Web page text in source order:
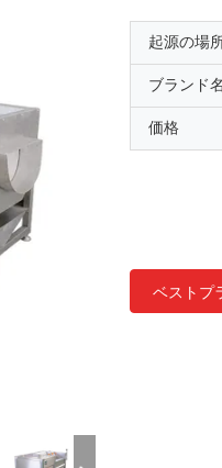
起源の場
ブランド名
価格
ベストプ